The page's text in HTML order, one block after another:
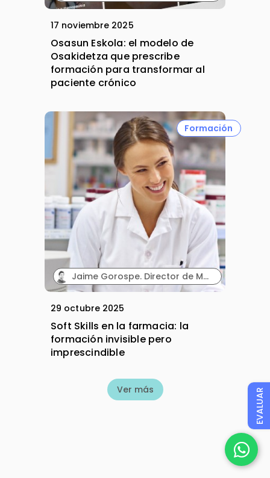
17 noviembre 2025
Osasun Eskola: el modelo de
Osakidetza que prescribe
formación para transformar al
paciente crónico
Formación
Jaime Gorospe. Director de Marketing. Wetak.
29 octubre 2025
Soft Skills en la farmacia: la
formación invisible pero
imprescindible
Ver más EVALUAR